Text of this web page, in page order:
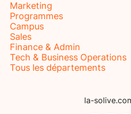
Marketing
Programmes
Campus
Sales
Finance & Admin
Tech & Business Operations
Tous les départements
la-